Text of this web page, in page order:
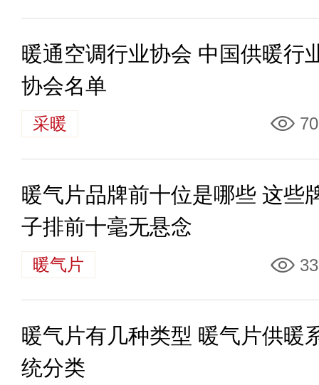
暖通空调行业协会 中国供暖行
协会名单
采暖
暖气片品牌前十位是哪些 这些
子排前十毫无悬念
暖气片
暖气片有几种类型 暖气片供暖
统分类